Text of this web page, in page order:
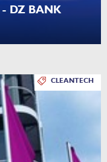
DZ BANK
CLEANTECH